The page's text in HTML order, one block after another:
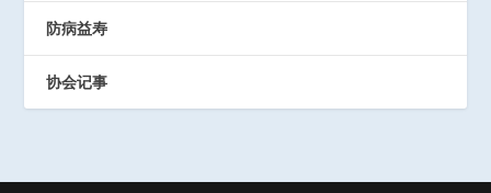
防病益寿
协会记事